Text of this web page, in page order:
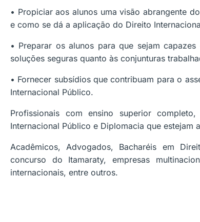
• Propiciar aos alunos uma visão abrangente
e como se dá a aplicação do Direito
• Preparar os alunos para que sejam
soluções seguras quanto às conjunturas
• Fornecer subsídios que contribuam para o
Internacional Público.
Profissionais com ensino superior
Internacional Público e Diplomacia que estejam
Acadêmicos, Advogados, Bacharéis em
concurso do Itamaraty, empresas
internacionais, entre outros.